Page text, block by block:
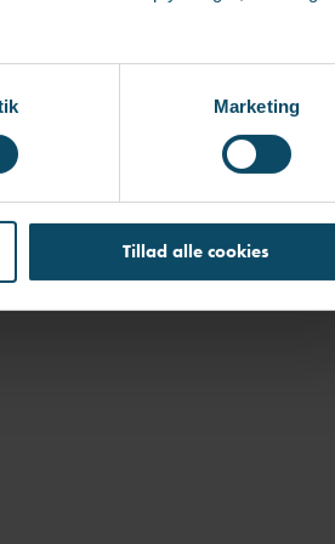
Marketing
Tillad alle cookies